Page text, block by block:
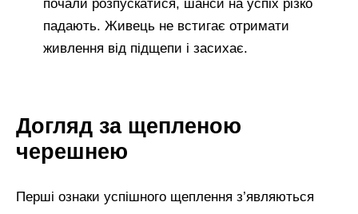
почали розпускатися, шанси на успіх різко
падають. Живець не встигає отримати
живлення від підщепи і засихає.
Догляд за щепленою
черешнею
Перші ознаки успішного щеплення з’являються